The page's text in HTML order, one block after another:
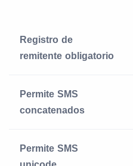
Registro de
remitente obligatorio
Permite SMS
concatenados
Permite SMS